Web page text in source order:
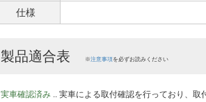
仕様
製品適合表 ※注意事項を必ずお読みください
実車確認済み .. 実車による取付確認を行っており、取